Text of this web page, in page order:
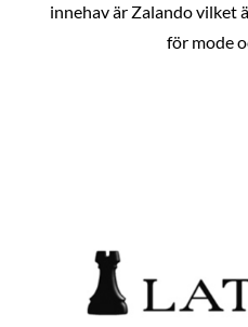
innehav är Zalando vilket
för mode